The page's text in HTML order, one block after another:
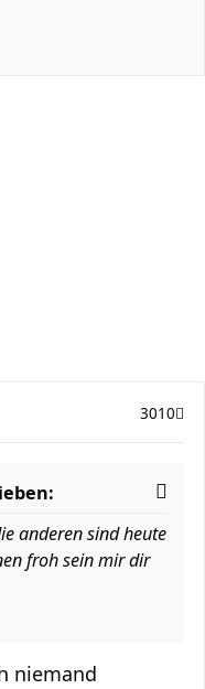
3010
anderen sind heute
froh sein mir dir
niemand